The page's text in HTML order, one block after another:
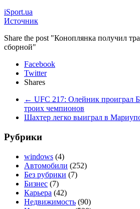
iSport.ua
Источник
Share the post "Коноплянка получил
сборной"
Facebook
Twitter
Shares
← UFC 217: Олейник проиграл
троих чемпионов
Шахтер легко выиграл в
Рубрики
windows (4)
Автомобили (252)
Без рубрики (7)
Бизнес (7)
Карьера (42)
Недвижимость (90)